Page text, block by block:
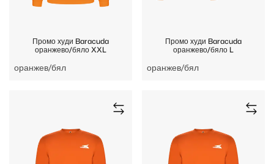
Промо худи Baracuda
оранжево/бяло XXL
оранжев/бял
Промо худи Baracuda
оранжево/бяло L
оранжев/бял